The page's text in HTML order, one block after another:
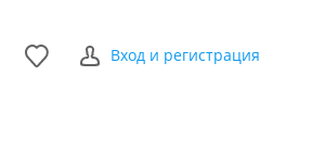
Вход и регистрация